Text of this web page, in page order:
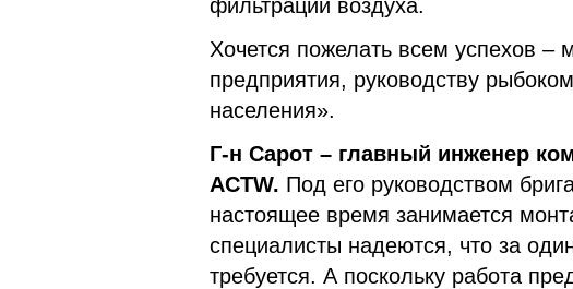
фильтрации воздуха.
Хочется пожелать всем успехов
предприятия, руководству
населения».
Г-н Сарот – главный инженер
АСТW. Под его руководством
настоящее время занимается
специалисты надеются, что за
требуется. А поскольку работа